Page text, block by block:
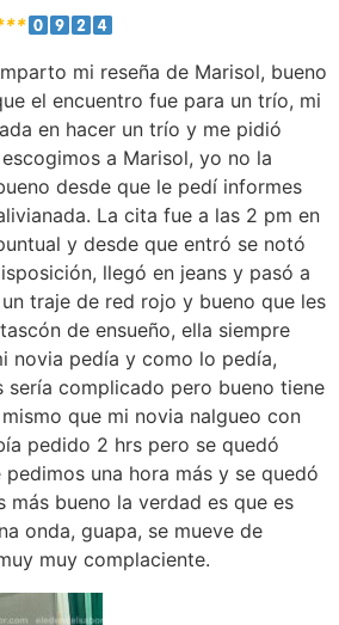
mi reseña de Marisol, bueno
el encuentro fue para un trío, mi
en hacer un trío y me pidió
a Marisol, yo no la
desde que le pedí informes
La cita fue a las 2 pm en
y desde que entró se notó
llegó en jeans y pasó a
traje de red rojo y bueno que les
de ensueño, ella siempre
novia pedía y como lo pedía,
sería complicado pero bueno tiene
que mi novia nalgueo con
pedido 2 hrs pero se quedó
una hora más y se quedó
más bueno la verdad es que es
onda, guapa, se mueve de
muy complaciente.